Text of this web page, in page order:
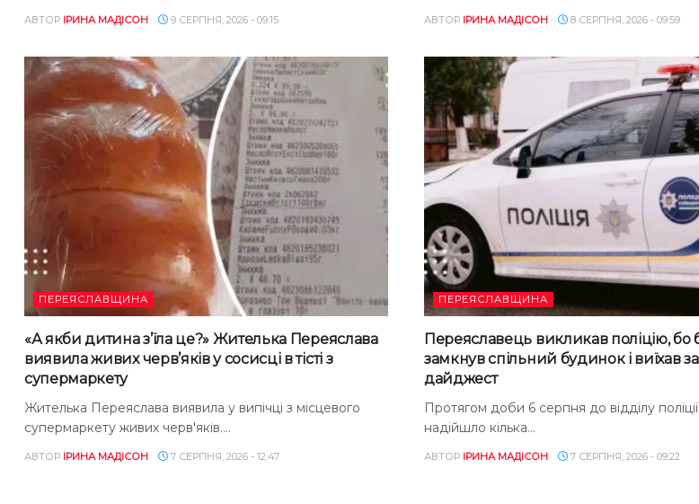
АВТОР ІРИНА МАДІСОН 9 СЕРПНЯ, 2026 - 09:15 АВТОР ІРИНА МАДІСОН 8 СЕРПНЯ, 2026 - 09:59
ПЕРЕЯСЛАВЩИНА
«А якби дитина з’їла це?» Жителька Переяслава
виявила живих черв’яків у сосисці в тісті з
супермаркету
Жителька Переяслава виявила у випічці з місцевого
супермаркету живих черв'яків....
АВТОР ІРИНА МАДІСОН 7 СЕРПНЯ, 2026 - 12:47
ПЕРЕЯСЛАВЩИНА
Переяславець викликав поліцію, бо
замкнув спільний будинок і виїхав
дайджест
Протягом доби 6 серпня до відділу
надійшло кілька...
АВТОР ІРИНА МАДІСОН 7 СЕРПНЯ, 2026 - 09:22